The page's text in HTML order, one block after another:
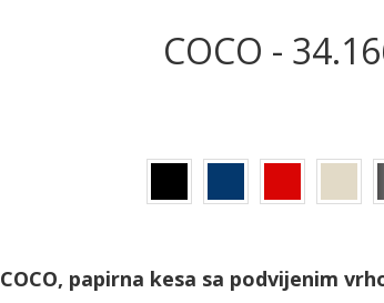
COCO -
COCO, papirna kesa sa podvijenim